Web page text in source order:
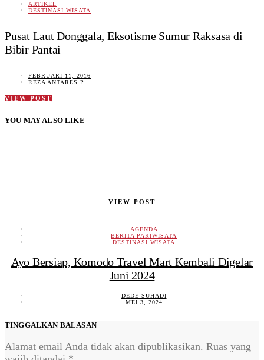
ARTIKEL
DESTINASI WISATA
Pusat Laut Donggala, Eksotisme Sumur Raksasa di
Bibir Pantai
FEBRUARI 11, 2016
REZA ANTARES P
VIEW POST
YOU MAY ALSO LIKE
VIEW POST
AGENDA
BERITA PARIWISATA
DESTINASI WISATA
Ayo Bersiap, Komodo Travel Mart Kembali Digelar
Juni 2024
DEDE SUHADI
MEI 3, 2024
TINGGALKAN BALASAN
Alamat email Anda tidak akan dipublikasikan. Ruas yang